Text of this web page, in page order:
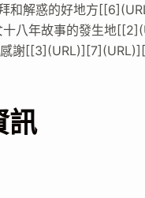
和解惑的好地方
八年故事的發生地
謝
訊